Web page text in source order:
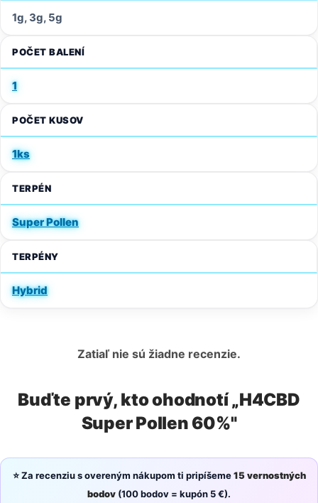
1g, 3g, 5g
POČET BALENÍ
1
POČET KUSOV
1ks
TERPÉN
Super Pollen
TERPÉNY
Hybrid
Zatiaľ nie sú žiadne recenzie.
Buďte prvý, kto ohodnotí „H4CBD
Super Pollen 60%"
⭐ Za recenziu s overeným nákupom ti pripíšeme15 vernostných
bodov (100 bodov = kupón 5 €).